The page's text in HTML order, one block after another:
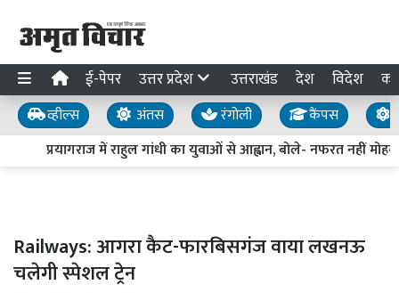
ई-पेपर उत्तर प्रदेश उत्तराखंड देश विदेश
व्हील्स अंतस रंगोली कैंपस
प्रयागराज में राहुल गांधी का युवाओं से आह्वान, बोले- नफरत नहीं
Railways: आगरा कैट-फारबिसगंज वाया लखनऊ
चलेगी स्पेशल ट्रेन